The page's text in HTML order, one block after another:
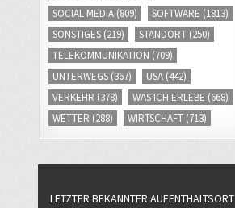
SOCIAL MEDIA (809) SOFTWARE (1813)
SONSTIGES (219) STANDORT (250)
TELEKOMMUNIKATION (709)
UNTERWEGS (367) USA (442)
VERKEHR (378) WAS ICH ERLEBE (668)
WETTER (288) WIRTSCHAFT (713)
LETZTER BEKANNTER AUFENTHALTSORT